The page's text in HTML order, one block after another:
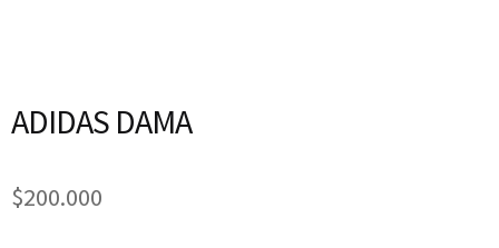
ADIDAS DAMA
$200.000